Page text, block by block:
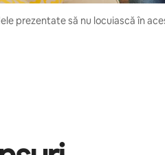
prezentate să nu locuiască în